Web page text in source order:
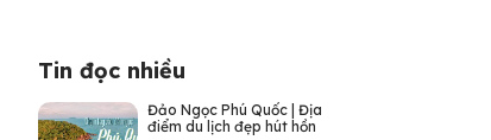
Tin đọc nhiều
Đảo Ngọc Phú Quốc | Địa
điểm du lịch đẹp hút hồn